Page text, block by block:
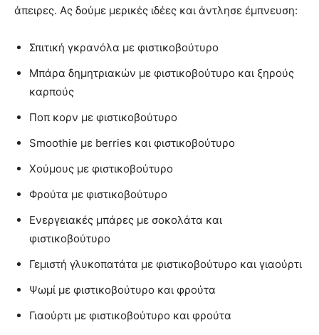
άπειρες. Ας δούμε μερικές ιδέες και άντλησε έμπνευση:
Σπιτική γκρανόλα με φιστικοβούτυρο
Μπάρα δημητριακών με φιστικοβούτυρο και ξηρούς
καρπούς
Ποπ κορν με φιστικοβούτυρο
Smoothie με berries και φιστικοβούτυρο
Χούμους με φιστικοβούτυρο
Φρούτα με φιστικοβούτυρο
Ενεργειακές μπάρες με σοκολάτα και
φιστικοβούτυρο
Γεμιστή γλυκοπατάτα με φιστικοβούτυρο και γιαούρτι
Ψωμί με φιστικοβούτυρο και φρούτα
Γιαούρτι με φιστικοβούτυρο και φρούτα